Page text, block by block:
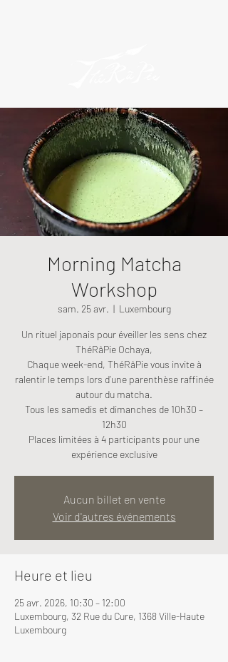
Morning Matcha
Workshop
sam. 25 avr.
  |
Luxembourg
Un rituel japonais pour éveiller les sens chez
ThéRâPie Ochaya,
Chaque week-end, ThéRâPie vous invite à
ralentir le temps lors d’une parenthèse raffinée
autour du matcha.
Tous les samedis et dimanches de 10h30 –
12h30
Places limitées à 4 participants pour une
expérience exclusive
Aucun billet en vente
Voir d'autres événements
Heure et lieu
25 avr. 2026, 10:30 – 12:00
Luxembourg, 32 Rue du Cure, 1368 Ville-Haute
Luxembourg